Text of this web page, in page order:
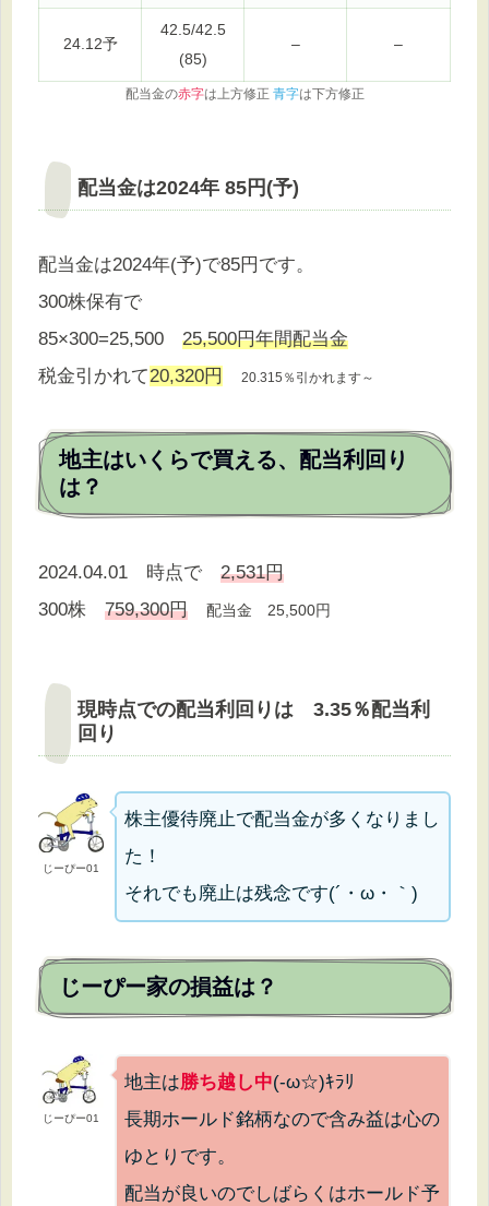
24.12予
42.5/42.5
(85)
– –
配当金の赤字は上方修正 青字は下方修正
配当金は2024年 85円(予)
配当金は2024年(予)で85円です。
300株保有で
85×300=25,500 25,500円年間配当金
税金引かれて20,320円 20.315％引かれます～
地主はいくらで買える、配当利回り
は？
2024.04.01 時点で 2,531円
300株 759,300円 配当金 25,500円
現時点での配当利回りは 3.35％配当利
回り
じーぴー01
株主優待廃止で配当金が多くなりまし
た！
それでも廃止は残念です(´・ω・｀)
じーぴー家の損益は？
じーぴー01
地主は勝ち越し中(-ω☆)ｷﾗﾘ
長期ホールド銘柄なので含み益は心の
ゆとりです。
配当が良いのでしばらくはホールド予